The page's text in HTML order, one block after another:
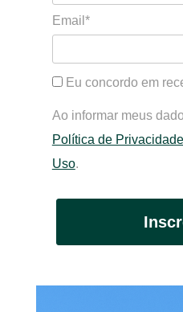
Email*
Eu concordo em
Ao informar meus
Política de Privacidade
Uso.